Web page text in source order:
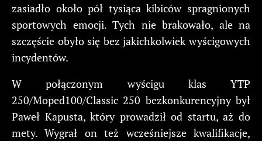
zasiadło około pół tysiąca kibiców spragnionych
sportowych emocji. Tych nie brakowało, ale na
szczęście obyło się bez jakichkolwiek wyścigowych
incydentów.
W połączonym wyścigu klas YTP
250/Moped100/Classic 250 bezkonkurencyjny był
Paweł Kapusta, który prowadził od startu, aż do
mety. Wygrał on też wcześniejsze kwalifikacje,